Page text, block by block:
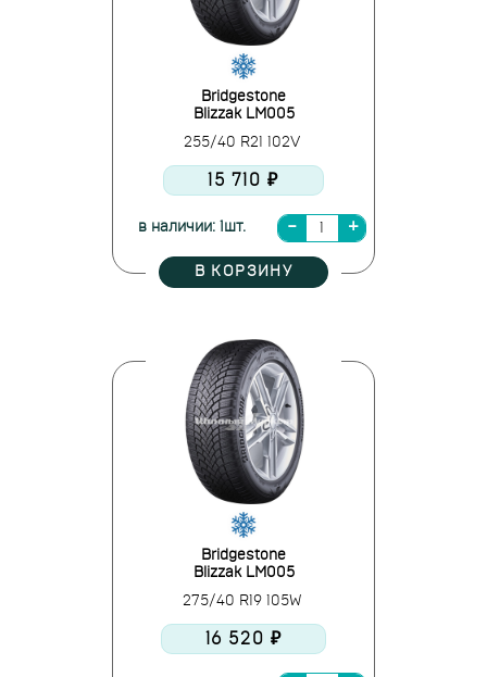
Bridgestone
Blizzak LM005
255/40 R21 102V
15 710 ₽
в наличии: 1шт.
В КОРЗИНУ
Bridgestone
Blizzak LM005
275/40 R19 105W
16 520 ₽